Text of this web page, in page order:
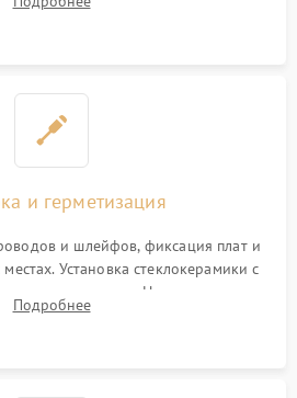
и замена поврежденной
и герметизация
и шлейфов, фиксация плат и
Установка стеклокерамики с
зазоров. Нанесение
или укладка уплотнительной
Подробнее